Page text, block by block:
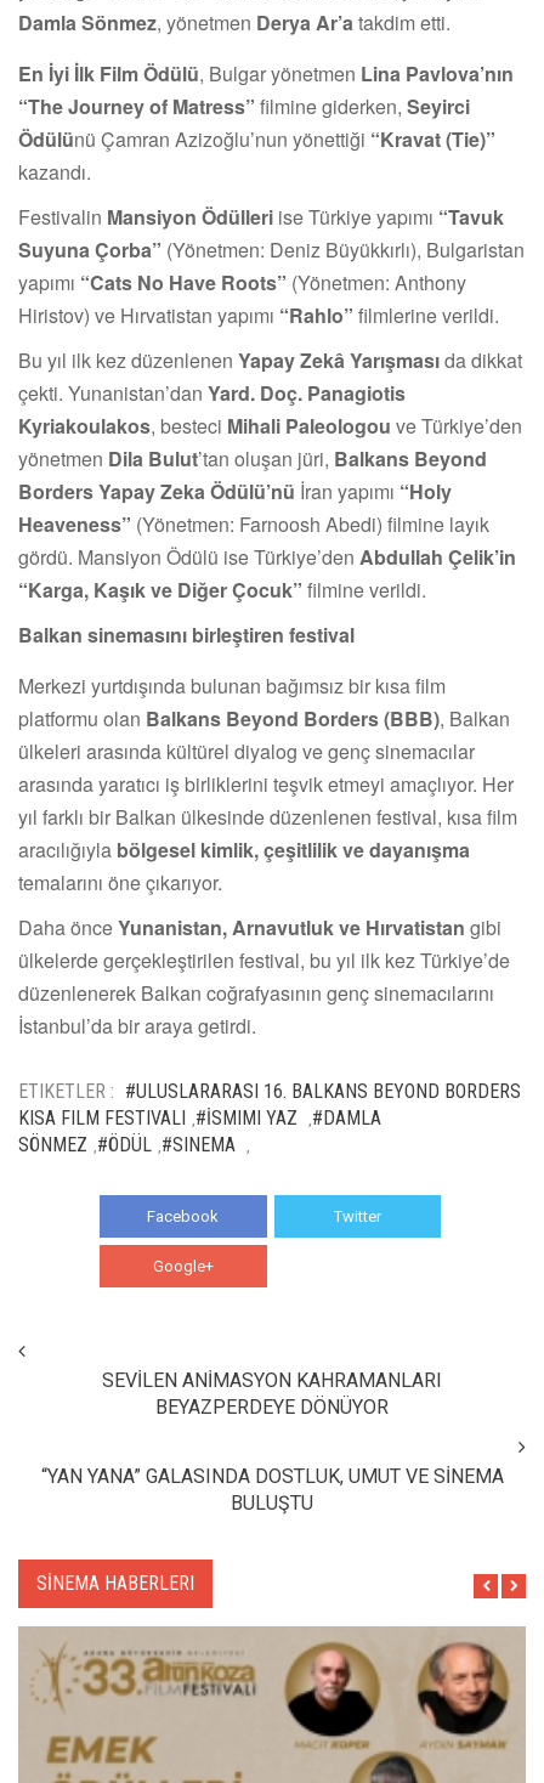
Damla Sönmez, yönetmen Derya Ar’atakdim etti.
En İyi İlk Film Ödülü, Bulgar yönetmen Lina Pavlova’nın
“The Journey of Matress” filmine giderken, Seyirci
Ödülünü Çamran Azizoğlu’nun yönettiği “Kravat (Tie)”
kazandı.
Festivalin Mansiyon Ödülleri ise Türkiye yapımı “Tavuk
Suyuna Çorba” (Yönetmen: Deniz Büyükkırlı), Bulgaristan
yapımı “Cats No Have Roots” (Yönetmen: Anthony
Hiristov) ve Hırvatistan yapımı “Rahlo” filmlerine verildi.
Bu yıl ilk kez düzenlenen Yapay Zekâ Yarışmasıda dikkat
çekti. Yunanistan’dan Yard. Doç. Panagiotis
Kyriakoulakos, besteci Mihali Paleologou ve Türkiye’den
yönetmen Dila Bulut’tan oluşan jüri, Balkans Beyond
Borders Yapay Zeka Ödülü’nü İran yapımı “Holy
Heaveness” (Yönetmen: Farnoosh Abedi) filmine layık
gördü. Mansiyon Ödülü ise Türkiye’den Abdullah Çelik’in
“Karga, Kaşık ve Diğer Çocuk” filmine verildi.
Balkan sinemasını birleştiren festival
Merkezi yurtdışında bulunan bağımsız bir kısa film
platformu olan Balkans Beyond Borders (BBB), Balkan
ülkeleri arasında kültürel diyalog ve genç sinemacılar
arasında yaratıcı iş birliklerini teşvik etmeyi amaçlıyor. Her
yıl farklı bir Balkan ülkesinde düzenlenen festival, kısa film
aracılığıyla bölgesel kimlik, çeşitlilik ve dayanışma
temalarını öne çıkarıyor.
Daha önceYunanistan, Arnavutluk ve Hırvatistan gibi
ülkelerde gerçekleştirilen festival, bu yıl ilk kez Türkiye’de
düzenlenerek Balkan coğrafyasının genç sinemacılarını
İstanbul’da bir araya getirdi.
ETIKETLER : #ULUSLARARASI 16. BALKANS BEYOND BORDERS
KISA FILM FESTIVALI #İSMIMI YAZ
#DAMLA
SÖNMEZ #ÖDÜL #SINEMA
Facebook Twitter
Google+
SEVİLEN ANİMASYON KAHRAMANLARI
BEYAZPERDEYE DÖNÜYOR
“YAN YANA” GALASINDA DOSTLUK, UMUT VE SİNEMA
BULUŞTU
SİNEMA HABERLERI